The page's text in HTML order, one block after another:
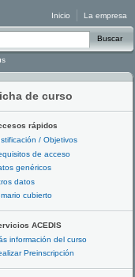
de curso
rápidos
/ Objetivos
de acceso
genéricos
datos
cubierto
ACEDIS
información del curso
Preinscripción
La empresa
Inicio
Buscar